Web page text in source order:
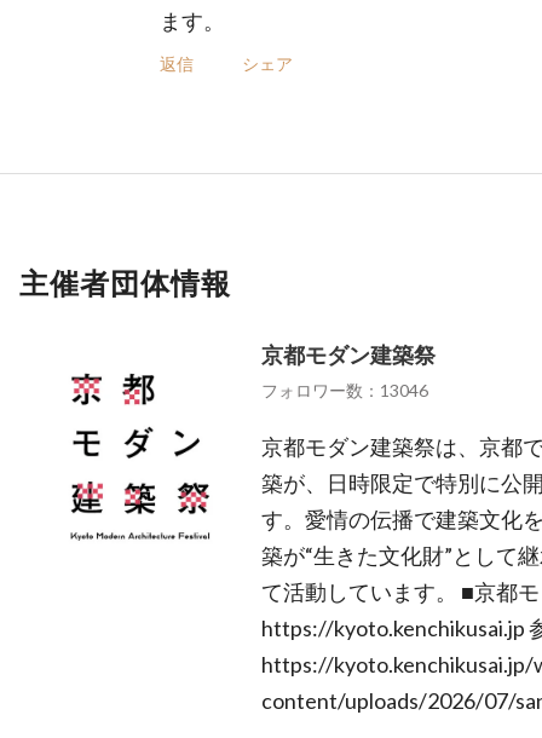
ます。
返信 シェア
主催者団体情報
京都モダン建築祭
フォロワー数：13046
京都モダン建築祭は、京都
築が、日時限定で特別に公
す。愛情の伝播で建築文化
築が“生きた文化財”として
て活動しています。 ■京都
https://kyoto.kenchikusai.jp
https://kyoto.kenchikusai.jp/
content/uploads/2026/07/